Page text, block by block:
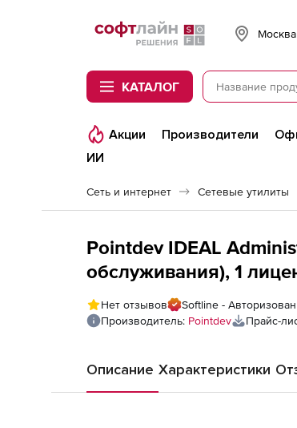
Softline
Москва
КАТАЛОГ
Акции Производители
ИИ
Сеть и интернет Сетевые утилиты
Pointdev IDEAL
обслуживания), 1
Нет отзывов
Softline -
Производитель: Pointdev Прайс-
Описание Характеристики